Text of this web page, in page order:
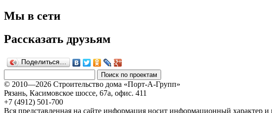
Мы в сети
Рассказать друзьям
Поделиться…
© 2010—2026 Строительство дома «Порт-А-Групп»
Рязань, Касимовское шоссе, 67а, офиc. 411
+7 (4912) 501-700
Вся представленная на сайте информация носит информационный характер